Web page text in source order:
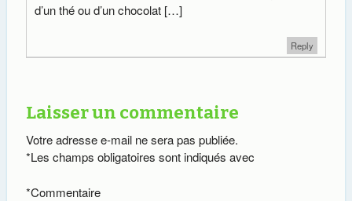
d’un thé ou d’un chocolat […]
Reply
Laisser un commentaire
Votre adresse e-mail ne sera pas publiée.
Les champs obligatoires sont indiqués avec
*
Commentaire
*